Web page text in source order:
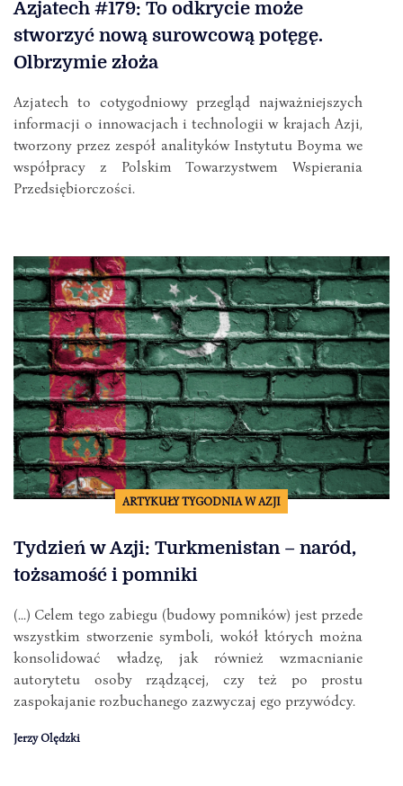
Azjatech #179: To odkrycie może
stworzyć nową surowcową potęgę.
Olbrzymie złoża
Azjatech to cotygodniowy przegląd najważniejszych
informacji o innowacjach i technologii w krajach Azji,
tworzony przez zespół analityków Instytutu Boyma we
współpracy z Polskim Towarzystwem Wspierania
Przedsiębiorczości.
ARTYKUŁY TYGODNIA W AZJI
Tydzień w Azji: Turkmenistan – naród,
tożsamość i pomniki
(...) Celem tego zabiegu (budowy pomników) jest przede
wszystkim stworzenie symboli, wokół których można
konsolidować władzę, jak również wzmacnianie
autorytetu osoby rządzącej, czy też po prostu
zaspokajanie rozbuchanego zazwyczaj ego przywódcy.
Jerzy Olędzki